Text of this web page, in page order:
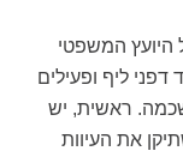
היועץ המשפטי
ליף ופעילים
ראשית, יש
את העיוות